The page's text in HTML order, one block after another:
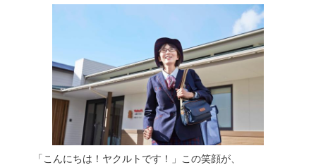
「こんにちは！ヤクルトです！」この笑顔が、